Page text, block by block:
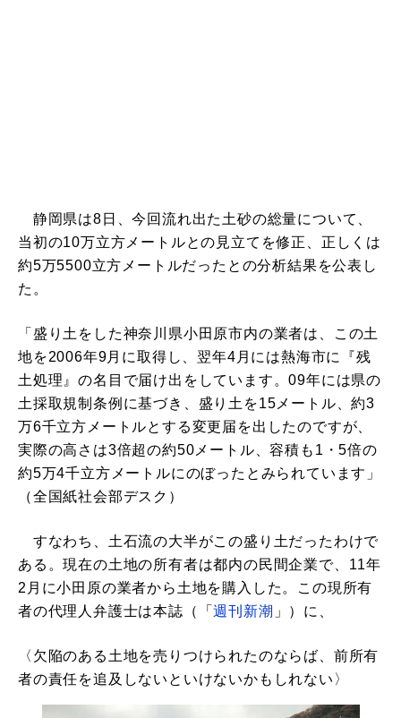
静岡県は8日、今回流れ出た土砂の総量について、
当初の10万立方メートルとの見立てを修正、正しくは
約5万5500立方メートルだったとの分析結果を公表し
た。
「盛り土をした神奈川県小田原市内の業者は、この土
地を2006年9月に取得し、翌年4月には熱海市に『残
土処理』の名目で届け出をしています。09年には県の
土採取規制条例に基づき、盛り土を15メートル、約3
万6千立方メートルとする変更届を出したのですが、
実際の高さは3倍超の約50メートル、容積も1・5倍の
約5万4千立方メートルにのぼったとみられています」
（全国紙社会部デスク）
すなわち、土石流の大半がこの盛り土だったわけで
ある。現在の土地の所有者は都内の民間企業で、11年
2月に小田原の業者から土地を購入した。この現所有
者の代理人弁護士は本誌（「週刊新潮 」）に、
〈欠陥のある土地を売りつけられたのならば、前所有
者の責任を追及しないといけないかもしれない〉